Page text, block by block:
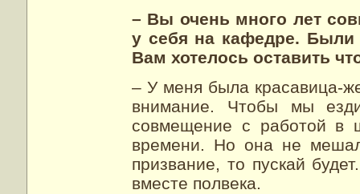
– Вы очень много лет
у себя на кафедре.
Вам хотелось оставить
– У меня была красавица-
внимание. Чтобы мы
совмещение с работой в
времени. Но она не
призвание, то пускай
вместе полвека.